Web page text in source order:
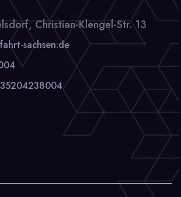
Christian-Klengel-Str. 13
sachsen.de